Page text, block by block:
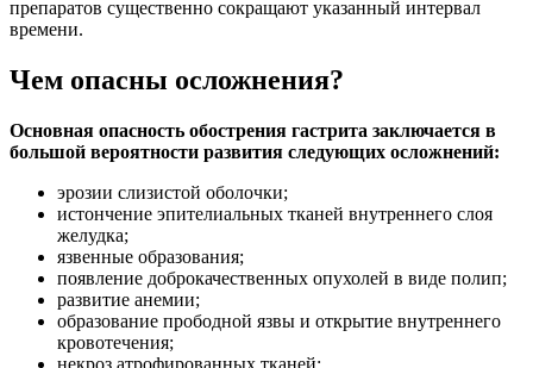
препаратов существенно сокращают указанный интервал
времени.
Чем опасны осложнения?
Основная опасность обострения гастрита заключается в
большой вероятности развития следующих осложнений:
эрозии слизистой оболочки;
истончение эпителиальных тканей внутреннего слоя
желудка;
язвенные образования;
появление доброкачественных опухолей в виде полип;
развитие анемии;
образование прободной язвы и открытие внутреннего
кровотечения;